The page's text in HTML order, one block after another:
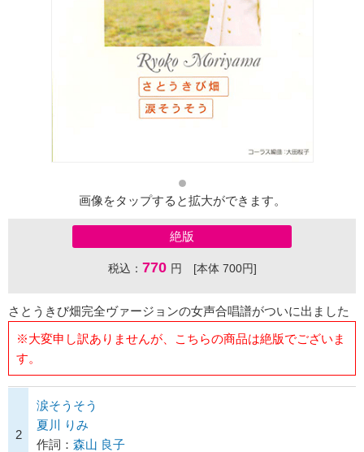
画像をタップすると拡大ができます。
絶版
税込： 770 円 [本体 700円]
さとうきび畑完全ヴァージョンの女声合唱譜がついに出ました
※大変申し訳ありませんが、こちらの商品は絶版でございま
す。
2
涙そうそう
夏川 りみ
作詞： 森山 良子